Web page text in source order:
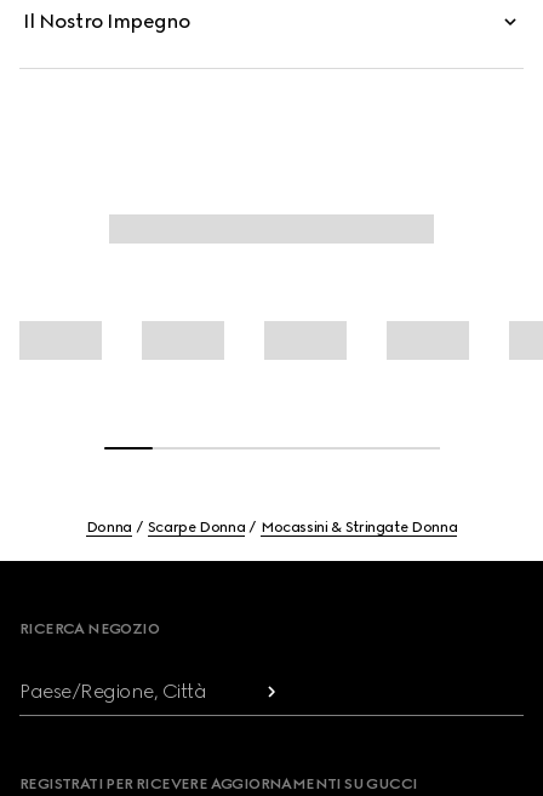
Il Nostro Impegno
Donna Scarpe Donna Mocassini & Stringate Donna
RICERCA NEGOZIO
Paese/Regione, Città
REGISTRATI PER RICEVERE AGGIORNAMENTI SU GUCCI